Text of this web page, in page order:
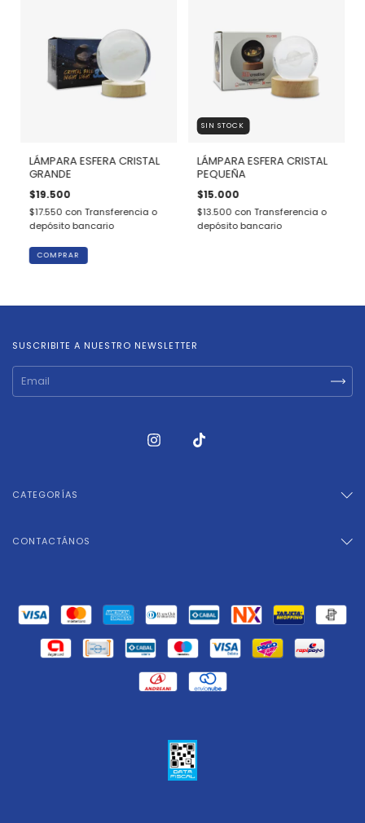
LÁMPARA ESFERA CRISTAL
GRANDE
$19.500
$17.550 con Transferencia o
depósito bancario
COMPRAR
SIN STOCK
LÁMPARA ESFERA CRISTAL
PEQUEÑA
$15.000
$13.500 con Transferencia o
depósito bancario
SUSCRIBITE A NUESTRO NEWSLETTER
CATEGORÍAS
CONTACTÁNOS